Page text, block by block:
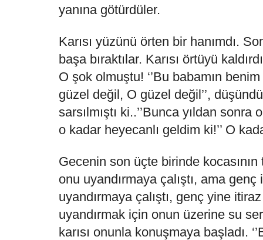
yanına götürdüler.
Karısı yüzünü örten bir hanımdı.
başa bıraktılar. Karısı örtüyü
O şok olmuştu! ‘’Bu babamın
güzel değil, O güzel değil’’,
sarsılmıştı ki..’’Bunca yıldan
o kadar heyecanlı geldim ki!’’ O
Gecenin son üçte birinde kocasının
onu uyandırmaya çalıştı, ama genç
uyandırmaya çalıştı, genç yine
uyandırmak için onun üzerine su
karısı onunla konuşmaya başladı.